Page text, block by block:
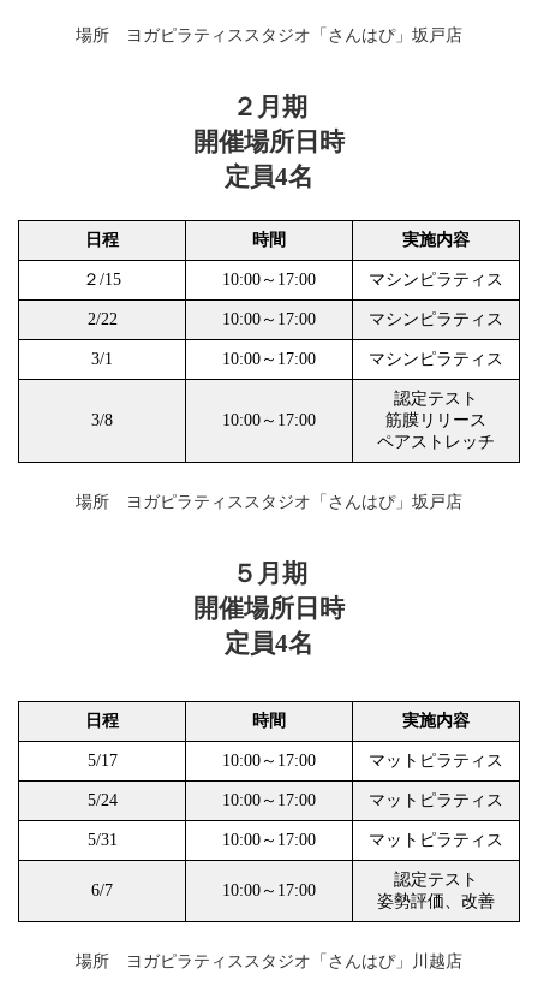
場所 ヨガピラティススタジオ「さんはぴ」坂戸店
２月期
開催場所日時
定員4名
日程 時間 実施内容
２/15 10:00～17:00 マシンピラティス
2/22 10:00～17:00 マシンピラティス
3/1 10:00～17:00 マシンピラティス
3/8 10:00～17:00
認定テスト
筋膜リリース
ペアストレッチ
場所 ヨガピラティススタジオ「さんはぴ」坂戸店
５月期
開催場所日時
定員4名
日程 時間 実施内容
5/17 10:00～17:00 マットピラティス
5/24 10:00～17:00 マットピラティス
5/31 10:00～17:00 マットピラティス
6/7 10:00～17:00
認定テスト
姿勢評価、改善
場所 ヨガピラティススタジオ「さんはぴ」川越店